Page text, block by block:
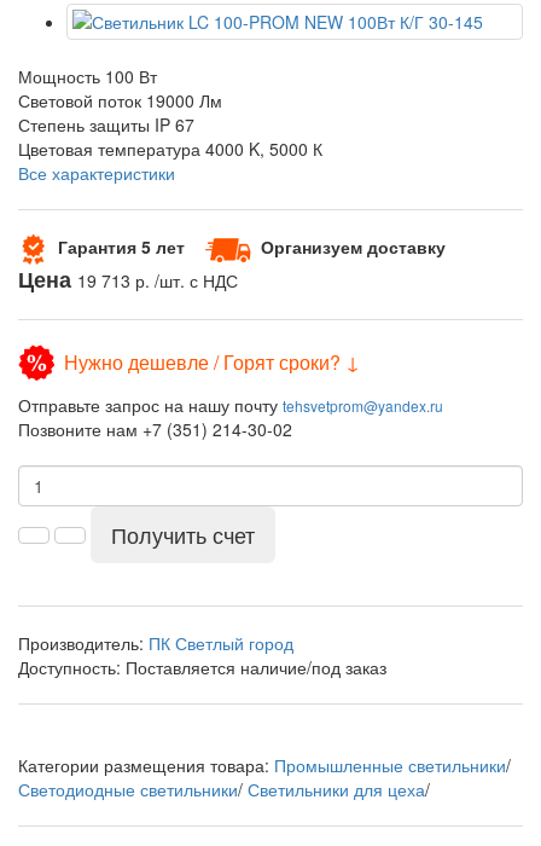
Мощность 100 Вт
Световой поток 19000 Лм
Степень защиты IP 67
Цветовая температура 4000 K, 5000 К
Все характеристики
Гарантия 5 лет Организуем доставку
Цена 19 713 р. /шт. с НДС
Нужно дешевле / Горят сроки? ↓
Отправьте запрос на нашу почту tehsvetprom@yandex.ru
Позвоните нам +7 (351) 214-30-02
Получить счет
Производитель: ПК Светлый город
Доступность: Поставляется наличие/под заказ
Категории размещения товара: Промышленные светильники/
Светодиодные светильники/ Светильники для цеха/